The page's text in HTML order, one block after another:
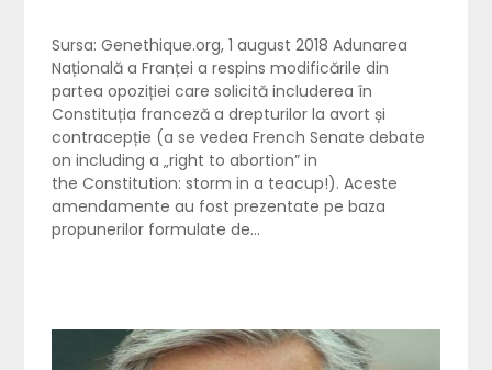
Sursa: Genethique.org, 1 august 2018 Adunarea
Națională a Franței a respins modificările din
partea opoziției care solicită includerea în
Constituția franceză a drepturilor la avort și
contracepție (a se vedea French Senate debate
on including a „right to abortion” in
the Constitution: storm in a teacup!). Aceste
amendamente au fost prezentate pe baza
propunerilor formulate de…